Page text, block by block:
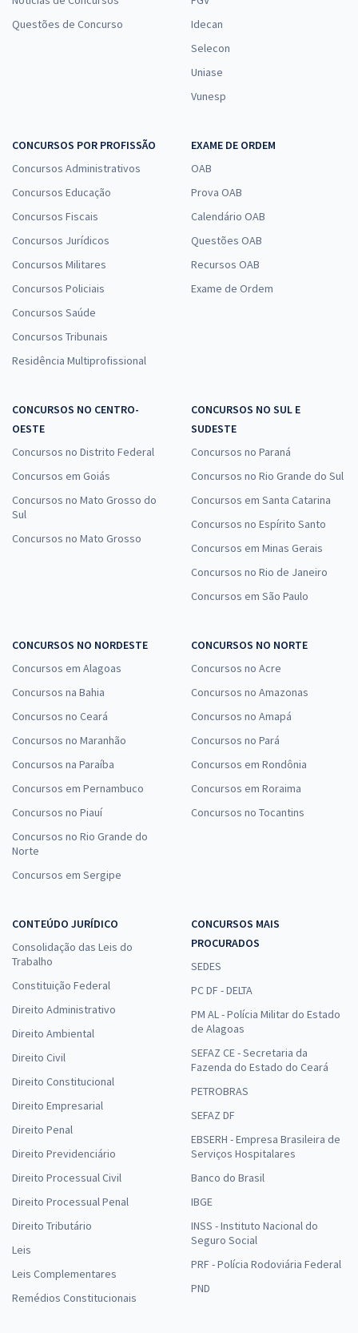
Questões de Concurso
Idecan
Selecon
Uniase
Vunesp
CONCURSOS POR PROFISSÃO
Concursos Administrativos
Concursos Educação
Concursos Fiscais
Concursos Jurídicos
Concursos Militares
Concursos Policiais
Concursos Saúde
Concursos Tribunais
Residência Multiprofissional
EXAME DE ORDEM
OAB
Prova OAB
Calendário OAB
Questões OAB
Recursos OAB
Exame de Ordem
CONCURSOS NO CENTRO-
OESTE
Concursos no Distrito Federal
Concursos em Goiás
Concursos no Mato Grosso do
Sul
Concursos no Mato Grosso
CONCURSOS NO SUL E
SUDESTE
Concursos no Paraná
Concursos no Rio Grande do Sul
Concursos em Santa Catarina
Concursos no Espírito Santo
Concursos em Minas Gerais
Concursos no Rio de Janeiro
Concursos em São Paulo
CONCURSOS NO NORDESTE
Concursos em Alagoas
Concursos na Bahia
Concursos no Ceará
Concursos no Maranhão
Concursos na Paraíba
Concursos em Pernambuco
Concursos no Piauí
Concursos no Rio Grande do
Norte
Concursos em Sergipe
CONCURSOS NO NORTE
Concursos no Acre
Concursos no Amazonas
Concursos no Amapá
Concursos no Pará
Concursos em Rondônia
Concursos em Roraima
Concursos no Tocantins
CONTEÚDO JURÍDICO
Consolidação das Leis do
Trabalho
Constituição Federal
Direito Administrativo
Direito Ambiental
Direito Civil
Direito Constitucional
Direito Empresarial
Direito Penal
Direito Previdenciário
Direito Processual Civil
Direito Processual Penal
Direito Tributário
Leis
Leis Complementares
Remédios Constitucionais
CONCURSOS MAIS
PROCURADOS
SEDES
PC DF - DELTA
PM AL - Polícia Militar do Estado
de Alagoas
SEFAZ CE - Secretaria da
Fazenda do Estado do Ceará
PETROBRAS
SEFAZ DF
EBSERH - Empresa Brasileira de
Serviços Hospitalares
Banco do Brasil
IBGE
INSS - Instituto Nacional do
Seguro Social
PRF - Polícia Rodoviária Federal
PND